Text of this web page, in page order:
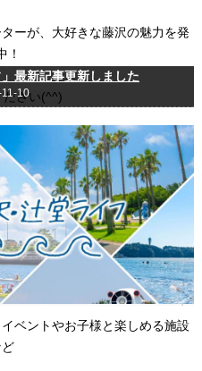
最新記事更新しました
10
ーが、大好きな藤沢の魅力を発
！
ださい(^^)
ベントやお子様と楽しめる施設